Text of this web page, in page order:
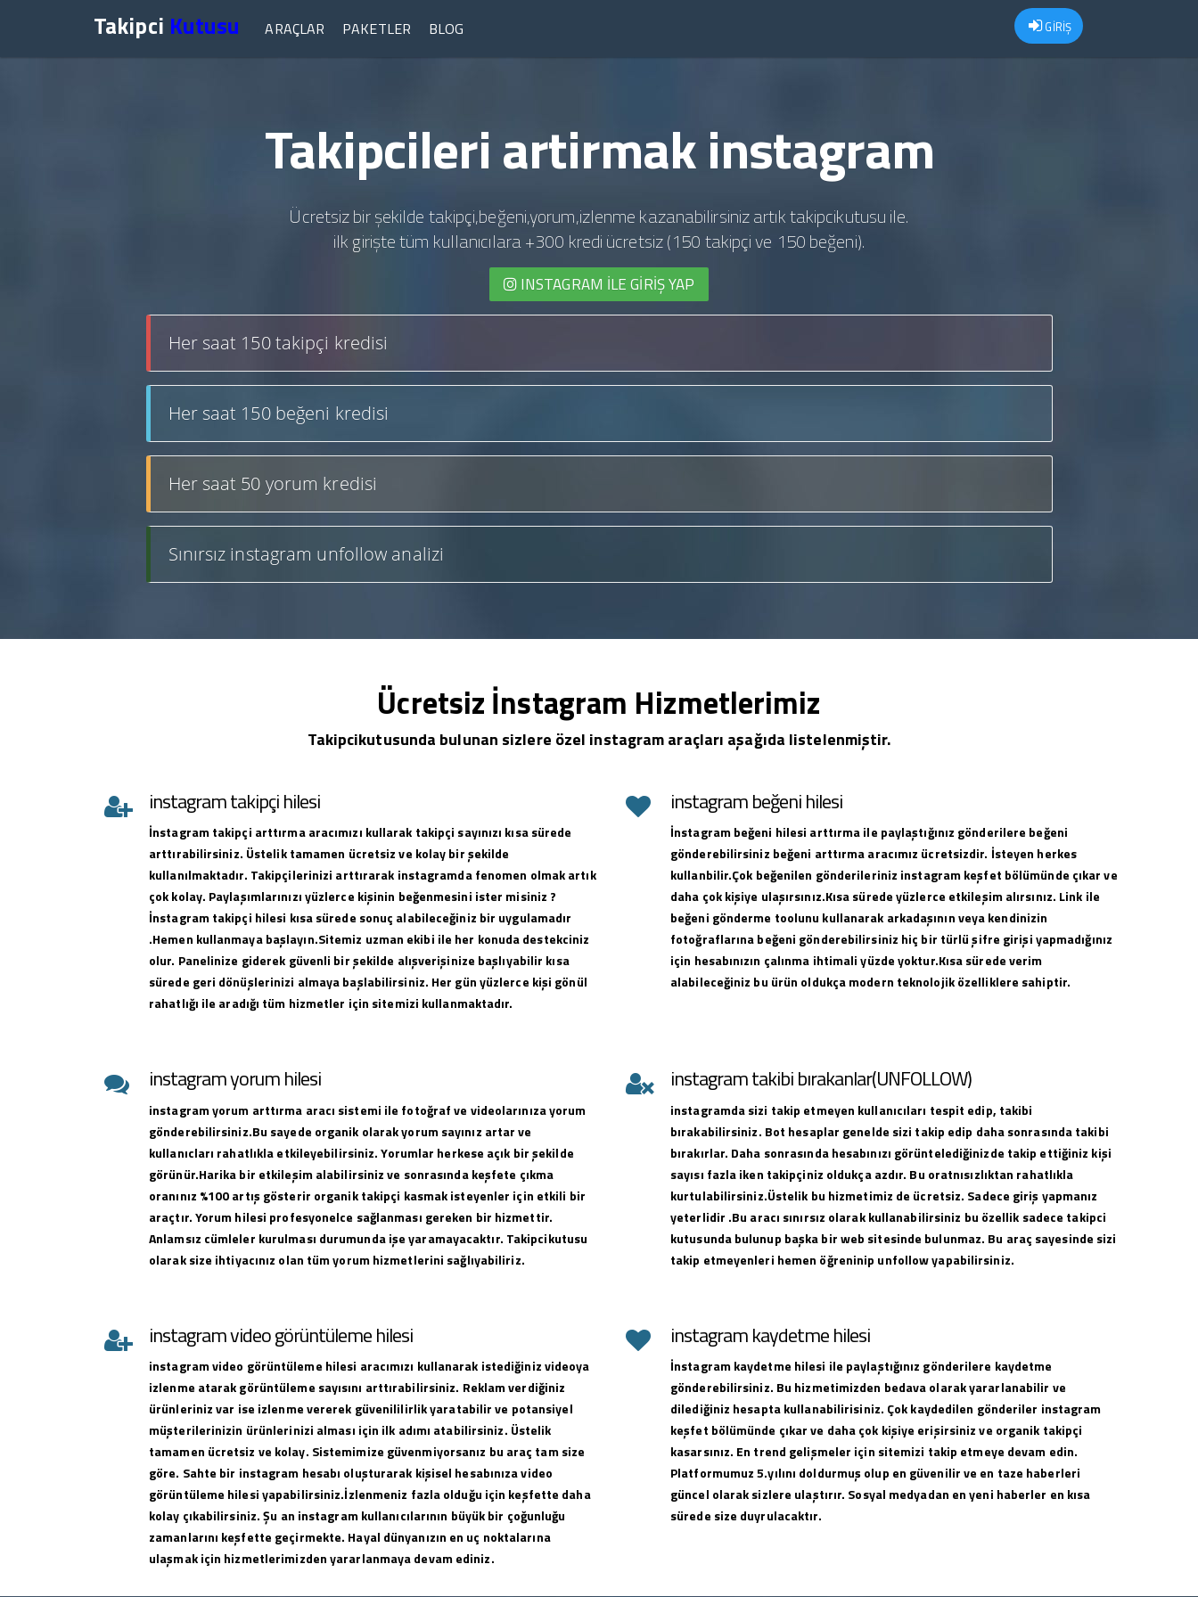
Takipci Kutusu GİRİŞ
ARAÇLAR PAKETLER BLOG
Takipcileri artirmak instagram
Ücretsiz bir şekilde takipçi,beğeni,yorum,izlenme kazanabilirsiniz artık takipcikutusu ile.
ilk girişte tüm kullanıcılara +300 kredi ücretsiz (150 takipçi ve 150 beğeni).
INSTAGRAM İLE GIRIŞ YAP
Her saat 150 takipçi kredisi
Her saat 150 beğeni kredisi
Her saat 50 yorum kredisi
Sınırsız instagram unfollow analizi
Ücretsiz İnstagram Hizmetlerimiz
Takipcikutusunda bulunan sizlere özel instagram araçları aşağıda listelenmiştir.
instagram takipçi hilesi
İnstagram takipçi arttırma aracımızı kullarak takipçi sayınızı kısa sürede
arttırabilirsiniz. Üstelik tamamen ücretsiz ve kolay bir şekilde
kullanılmaktadır. Takipçilerinizi arttırarak instagramda fenomen olmak artık
çok kolay. Paylaşımlarınızı yüzlerce kişinin beğenmesini ister misiniz ?
İnstagram takipçi hilesi kısa sürede sonuç alabileceğiniz bir uygulamadır
.Hemen kullanmaya başlayın.Sitemiz uzman ekibi ile her konuda destekciniz
olur. Panelinize giderek güvenli bir şekilde alışverişinize başlıyabilir kısa
sürede geri dönüşlerinizi almaya başlabilirsiniz. Her gün yüzlerce kişi gönül
rahatlığı ile aradığı tüm hizmetler için sitemizi kullanmaktadır.
instagram beğeni hilesi
İnstagram beğeni hilesi arttırma ile paylaştığınız gönderilere beğeni
gönderebilirsiniz beğeni arttırma aracımız ücretsizdir. İsteyen herkes
kullanbilir.Çok beğenilen gönderileriniz instagram keşfet bölümünde çıkar ve
daha çok kişiye ulaşırsınız.Kısa sürede yüzlerce etkileşim alırsınız. Link ile
beğeni gönderme toolunu kullanarak arkadaşının veya kendinizin
fotoğraflarına beğeni gönderebilirsiniz hiç bir türlü şifre girişi yapmadığınız
için hesabınızın çalınma ihtimali yüzde yoktur.Kısa sürede verim
alabileceğiniz bu ürün oldukça modern teknolojik özelliklere sahiptir.
instagram yorum hilesi
instagram yorum arttırma aracı sistemi ile fotoğraf ve videolarınıza yorum
gönderebilirsiniz.Bu sayede organik olarak yorum sayınız artar ve
kullanıcları rahatlıkla etkileyebilirsiniz. Yorumlar herkese açık bir şekilde
görünür.Harika bir etkileşim alabilirsiniz ve sonrasında keşfete çıkma
oranınız %100 artış gösterir organik takipçi kasmak isteyenler için etkili bir
araçtır. Yorum hilesi profesyonelce sağlanması gereken bir hizmettir.
Anlamsız cümleler kurulması durumunda işe yaramayacaktır. Takipcikutusu
olarak size ihtiyacınız olan tüm yorum hizmetlerini sağlıyabiliriz.
instagram takibi bırakanlar(UNFOLLOW)
instagramda sizi takip etmeyen kullanıcıları tespit edip, takibi
bırakabilirsiniz. Bot hesaplar genelde sizi takip edip daha sonrasında takibi
bırakırlar. Daha sonrasında hesabınızı görüntelediğinizde takip ettiğiniz kişi
sayısı fazla iken takipçiniz oldukça azdır. Bu oratnısızlıktan rahatlıkla
kurtulabilirsiniz.Üstelik bu hizmetimiz de ücretsiz. Sadece giriş yapmanız
yeterlidir .Bu aracı sınırsız olarak kullanabilirsiniz bu özellik sadece takipci
kutusunda bulunup başka bir web sitesinde bulunmaz. Bu araç sayesinde sizi
takip etmeyenleri hemen öğreninip unfollow yapabilirsiniz.
instagram video görüntüleme hilesi
instagramvideo görüntüleme hilesi aracımızı kullanarak istediğiniz videoya
izlenme atarak görüntüleme sayısını arttırabilirsiniz. Reklam verdiğiniz
ürünleriniz var ise izlenme vererek güvenililirlik yaratabilir ve potansiyel
müşterilerinizin ürünlerinizi alması için ilk adımı atabilirsiniz. Üstelik
tamamen ücretsiz ve kolay. Sistemimize güvenmiyorsanız bu araç tam size
göre. Sahte bir instagram hesabı oluşturarak kişisel hesabınıza video
görüntüleme hilesi yapabilirsiniz.İzlenmeniz fazla olduğu için keşfette daha
kolay çıkabilirsiniz. Şu an instagram kullanıcılarının büyük bir çoğunluğu
zamanlarını keşfette geçirmekte. Hayal dünyanızın en uç noktalarına
ulaşmak için hizmetlerimizden yararlanmaya devam ediniz.
instagram kaydetme hilesi
İnstagram kaydetme hilesi ile paylaştığınız gönderilere kaydetme
gönderebilirsiniz. Bu hizmetimizden bedava olarak yararlanabilir ve
dilediğiniz hesapta kullanabilirisiniz. Çok kaydedilen gönderiler instagram
keşfet bölümünde çıkar ve daha çok kişiye erişirsiniz ve organik takipçi
kasarsınız. En trend gelişmeler için sitemizi takip etmeye devam edin.
Platformumuz 5.yılını doldurmuş olup en güvenilir ve en taze haberleri
güncel olarak sizlere ulaştırır. Sosyal medyadan en yeni haberler en kısa
sürede size duyrulacaktır.